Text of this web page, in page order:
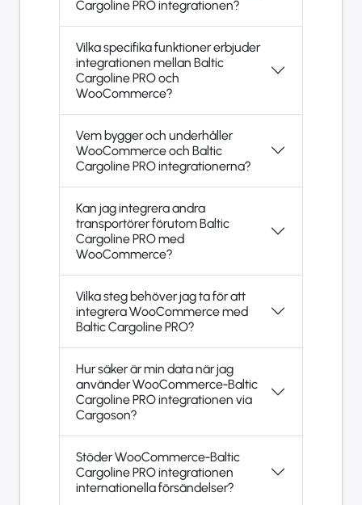
Cargoline PRO integrationen?
Vilka specifika funktioner erbjuder
integrationen mellan Baltic
Cargoline PRO och
WooCommerce?
Vem bygger och underhåller
WooCommerce och Baltic
Cargoline PRO integrationerna?
Kan jag integrera andra
transportörer förutom Baltic
Cargoline PRO med
WooCommerce?
Vilka steg behöver jag ta för att
integrera WooCommerce med
Baltic Cargoline PRO?
Hur säker är min data när jag
använder WooCommerce-Baltic
Cargoline PRO integrationen via
Cargoson?
Stöder WooCommerce-Baltic
Cargoline PRO integrationen
internationella försändelser?